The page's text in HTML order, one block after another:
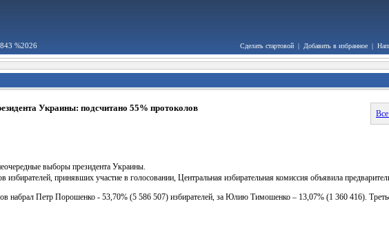
%2026 Сделать стартовой | Добавить в избранное |
Украины: подсчитано 55% протоколов
Все
выборы президента Украины.
избирателей, принявших участие в голосовании, Центральная избирательная комиссия объявила
набрал Петр Порошенко - 53,70% (5 586 507) избирателей, за Юлию Тимошенко – 13,07% (1 360 416).